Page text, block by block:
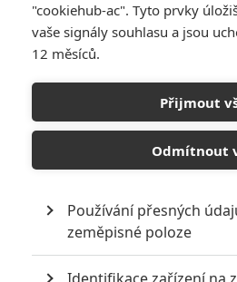
Žlutá rodinka v kinech zdrhá
Je to už osmnáct let, kdy se
Simpsonových poprvé vydala z
plátno. Tehdy film přinesl nejen
kterou byli fanoušci seriálu zvyklí,
podívanou, která ukázala, že
Čtěte také:Minecraft film:
v přípravě
Od té doby se spekulovalo, zda se
"cookiehub-ac". Tyto prvky
vaše signály souhlasu a jsou
12 měsíců.
Přijmout
Odmítnout
Používání přesných
zeměpisné poloze